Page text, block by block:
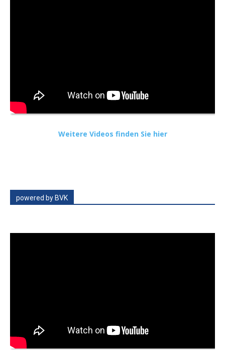
Weitere Videos finden Sie hier
powered by BVK